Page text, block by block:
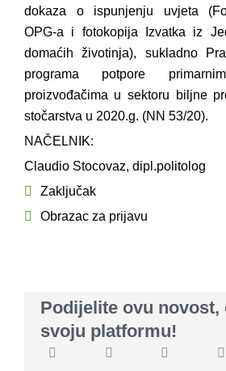
dokaza o ispunjenju uvjeta
OPG-a i fotokopija Izvatka iz
domaćih životinja), sukladno
programa potpore
proizvođačima u sektoru biljne
stočarstva u 2020.g. (NN 53/20).
NAČELNIK:
Claudio Stocovaz, dipl.politolog
Zaključak
Obrazac za prijavu
Podijelite ovu novost,
svoju platformu!